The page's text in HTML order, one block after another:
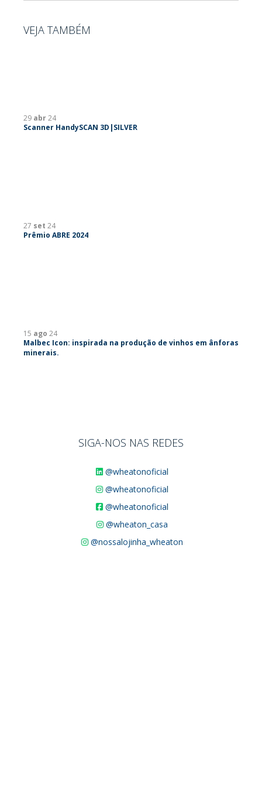
VEJA TAMBÉM
29 abr24
Scanner HandySCAN 3D|SILVER
27 set 24
Prêmio ABRE 2024
15 ago 24
Malbec Icon: inspirada na produção de vinhos em ânforas
minerais.
SIGA-NOS NAS REDES
@wheatonoficial
@wheatonoficial
@wheatonoficial
@wheaton_casa
@nossalojinha_wheaton